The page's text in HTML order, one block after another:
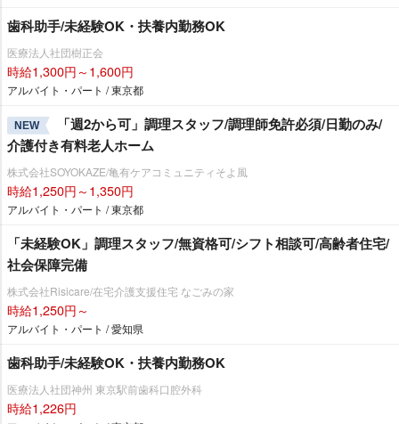
歯科助手/未経験OK・扶養内勤務OK
医療法人社団樹正会
時給1,300円～1,600円
アルバイト・パート / 東京都
NEW
「週2から可」調理スタッフ/調理師免許必須/日勤のみ/
介護付き有料老人ホーム
株式会社SOYOKAZE/亀有ケアコミュニティそよ風
時給1,250円～1,350円
アルバイト・パート / 東京都
「未経験OK」調理スタッフ/無資格可/シフト相談可/高齢者住宅/
社会保障完備
株式会社Risicare/在宅介護支援住宅 なごみの家
時給1,250円～
アルバイト・パート / 愛知県
歯科助手/未経験OK・扶養内勤務OK
医療法人社団神州 東京駅前歯科口腔外科
時給1,226円